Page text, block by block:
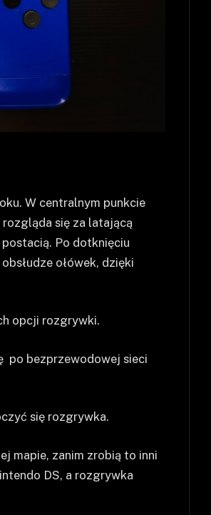
W centralnym punkcie
się za latającą
Po dotknięciu
ołówek, dzięki
opcji rozgrywki.
po bezprzewodowej sieci
się rozgrywka.
mapie, zanim zrobią to inni
DS, a rozgrywka